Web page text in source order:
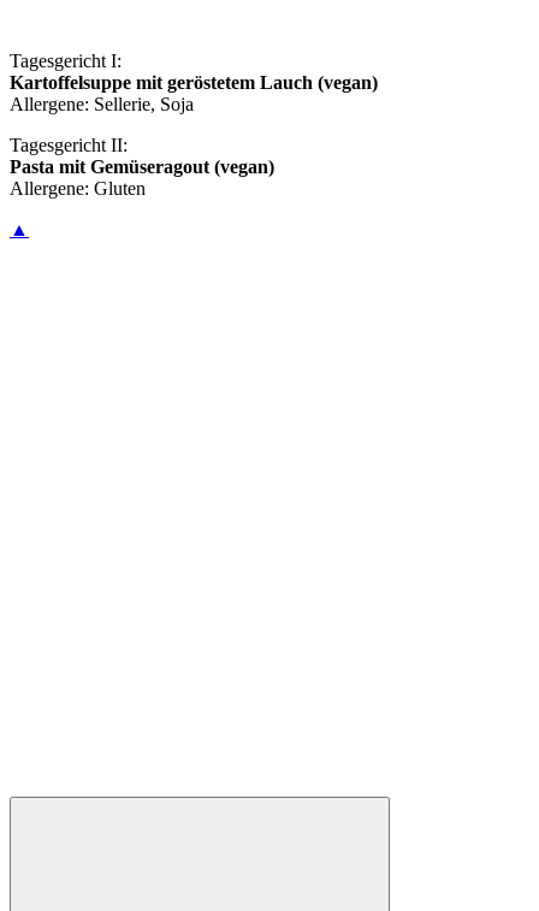
Tagesgericht I:
Kartoffelsuppe mit geröstetem Lauch (vegan)
Allergene: Sellerie, Soja
Tagesgericht II:
Pasta mit Gemüseragout (vegan)
Allergene: Gluten
▲